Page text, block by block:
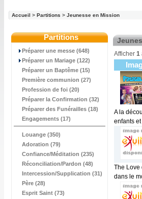
Accueil > Partitions > Jeunesse en Mission
Partitions
Préparer une messe (648)
Préparer un Mariage (122)
Préparer un Baptême (15)
Première communion (27)
Profession de foi (20)
Préparer la Confirmation (32)
Préparer des Funérailles (18)
Engagements (17)
Louange (350)
Adoration (79)
Confiance/Méditation (235)
Réconciliation/Pardon (48)
Intercession/Supplication (31)
Père (28)
Esprit Saint (73)
Afficher 1
A la
enfants
The Love
dans le